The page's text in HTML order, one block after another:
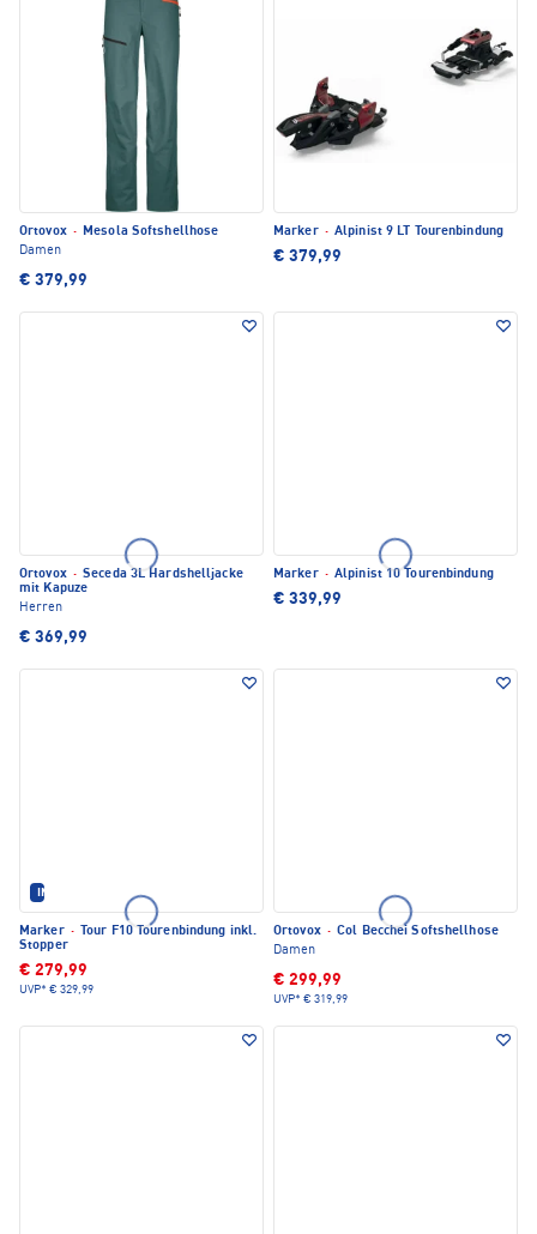
Ortovox · Mesola Softshellhose
Damen
€ 379,99
Marker · Alpinist 9 LT Tourenbindung
€ 379,99
Ortovox · Seceda 3L Hardshelljacke
mit Kapuze
Herren
€ 369,99
Marker · Alpinist 10 Tourenbindung
€ 339,99
IM SET ERHÄLTLICH
Marker ·
Tour F10 Tourenbindung inkl.
Stopper
€ 279,99
UVP* € 329,99
Ortovox · Col Becchei Softshellhose
Damen
€ 299,99
UVP* € 319,99